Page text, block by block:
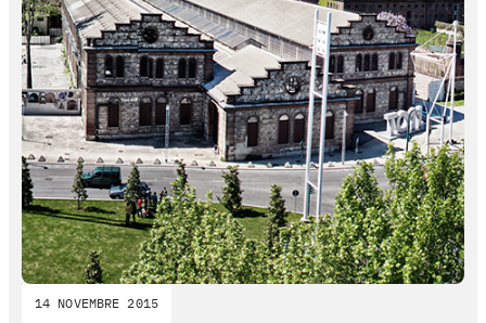
14 NOVEMBRE 2015